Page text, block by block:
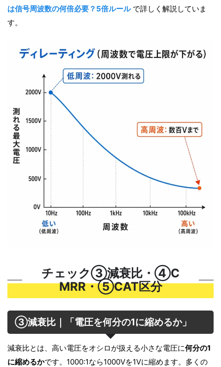
は信号周波数の何倍必要？5倍ルールで詳しく解説していま
す。
チェック③減衰比・④C
MRR・⑤CAT区分
③減衰比｜「電圧を何分の1に縮めるか」
減衰比とは、高い電圧をオシロが扱える小さな電圧に何分の1
に縮めるかです。1000:1なら1000Vを1Vに縮めます。多くの